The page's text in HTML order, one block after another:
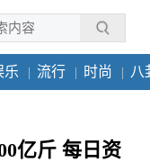
乐 流行 时尚 八
亿斤 每日资